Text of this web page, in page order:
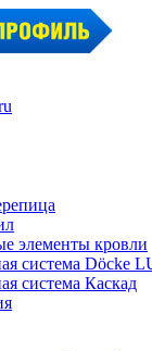
элементы кровли
система Döcke
система Каскад